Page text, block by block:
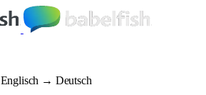
Englisch → Deutsch